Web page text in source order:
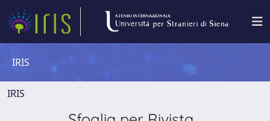
IRIS
IRIS